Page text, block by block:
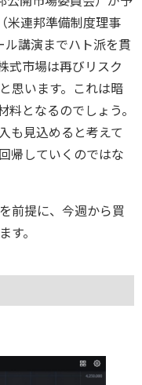
米連邦準備制度理事
ル講演までハト派を貫
式市場は再びリスク
思います。これは暗
となるのでしょう。
も見込めると考えて
帰していくのではな
前提に、今週から買
す。